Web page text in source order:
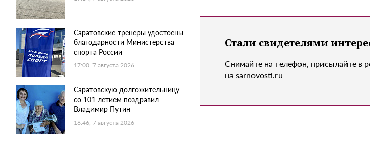
Саратовские тренеры удостоены
благодарности Министерства
спорта России
17:00, 7 августа 2026
Саратовскую долгожительницу
со 101-летием поздравил
Владимир Путин
16:46, 7 августа 2026
Стали свидетелями
Снимайте на телефон, присылайте в
на sarnovosti.ru